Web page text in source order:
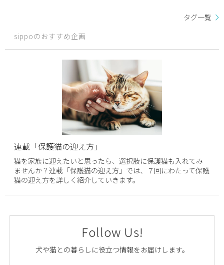
タグ一覧
sippoのおすすめ企画
連載「保護猫の迎え方」
猫を家族に迎えたいと思ったら、選択肢に保護猫も入れてみ
ませんか？連載「保護猫の迎え方」では、７回にわたって保護
猫の迎え方を詳しく紹介していきます。
Follow Us!
犬や猫との暮らしに役立つ情報をお届けします。